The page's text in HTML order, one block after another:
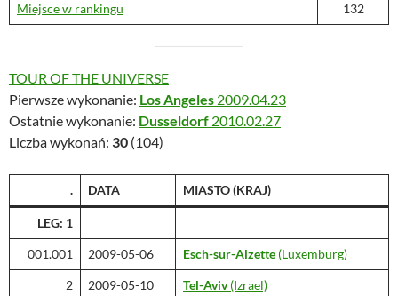
Miejsce w rankingu 132
TOUR OF THE UNIVERSE
Pierwsze wykonanie: Los Angeles 2009.04.23
Ostatnie wykonanie: Dusseldorf 2010.02.27
Liczba wykonań: 30 (104)
. DATA MIASTO(KRAJ)
LEG: 1
001.001 2009-05-06 Esch-sur-Alzette (Luxemburg)
2 2009-05-10 Tel-Aviv(Izrael)